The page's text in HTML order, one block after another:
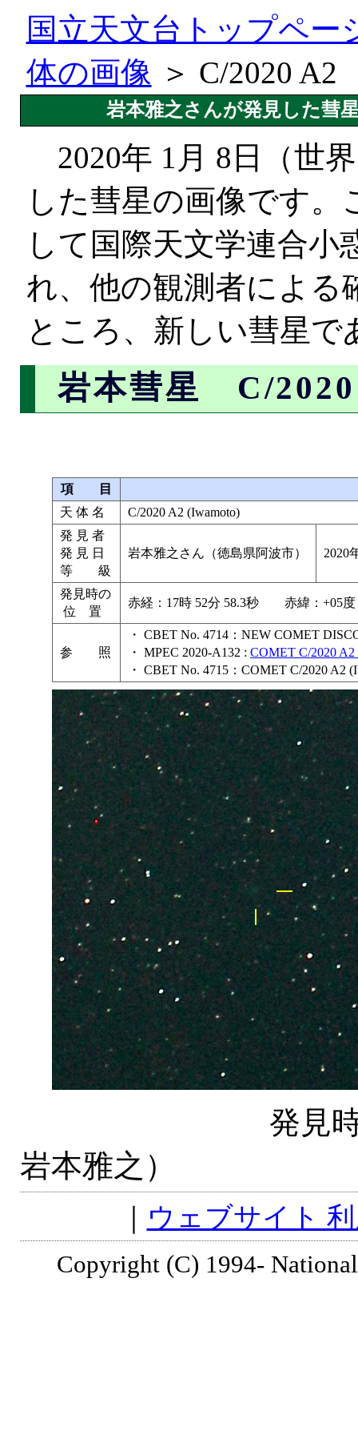
国立天文台トップペー
体の画像 ＞ C/2020 A2
岩本雅之さんが発見した彗
2020年 1月 8日（世
した彗星の画像です
して国際天文学連合小
れ、他の観測者による
ところ、新しい彗星
岩本彗星 C/
項 目
天 体 名
C/2020 A2 (Iwamoto)
発 見 者
発 見 日
等 級
岩本雅之さん（徳島県阿波市） 2020
発見時の
位 置
赤経：17時 52分 58.3秒 赤緯：+05
参 照
・ CBET No. 4714：NEW COMET
・ MPEC 2020-A132 :COMET C/2020 A2
・ CBET No. 4715：COMET C/2020 A2
発見時の画
岩本雅之）
ウェブサイト
Copyright (C) 1994-